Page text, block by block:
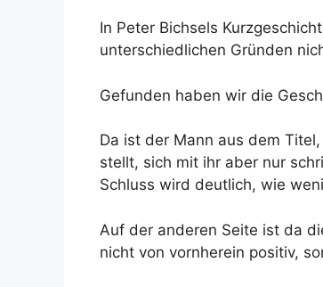
In Peter Bichsels
unterschiedlichen Gründen
Gefunden haben wir die
Da ist der Mann aus dem
stellt, sich mit ihr aber nur
Schluss wird deutlich, wie
Auf der anderen Seite ist da
nicht von vornherein positiv,